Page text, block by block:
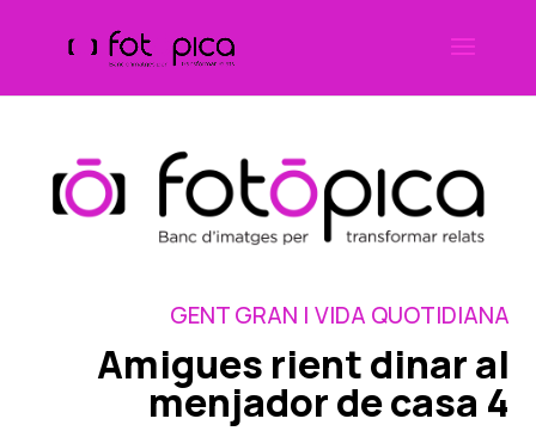
GENT GRAN | VIDA QUOTIDIANA
Amigues rient dinar al
menjador de casa 4